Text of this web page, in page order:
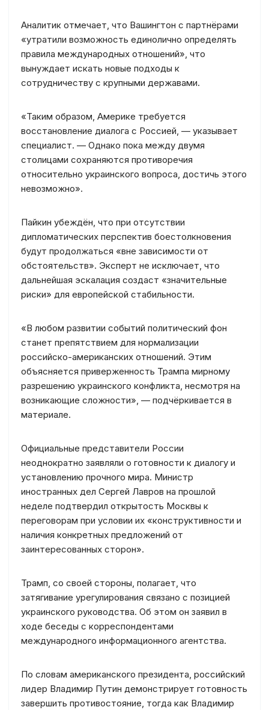
Аналитик отмечает, что Вашингтон с партнёрами
«утратили возможность единолично определять
правила международных отношений», что
вынуждает искать новые подходы к
сотрудничеству с крупными державами.
«Таким образом, Америке требуется
восстановление диалога с Россией, — указывает
специалист. — Однако пока между двумя
столицами сохраняются противоречия
относительно украинского вопроса, достичь этого
невозможно».
Пайкин убеждён, что при отсутствии
дипломатических перспектив боестолкновения
будут продолжаться «вне зависимости от
обстоятельств». Эксперт не исключает, что
дальнейшая эскалация создаст «значительные
риски» для европейской стабильности.
«В любом развитии событий политический фон
станет препятствием для нормализации
российско-американских отношений. Этим
объясняется приверженность Трампа мирному
разрешению украинского конфликта, несмотря на
возникающие сложности», — подчёркивается в
материале.
Официальные представители России
неоднократно заявляли о готовности к диалогу и
установлению прочного мира. Министр
иностранных дел Сергей Лавров на прошлой
неделе подтвердил открытость Москвы к
переговорам при условии их «конструктивности и
наличия конкретных предложений от
заинтересованных сторон».
Трамп, со своей стороны, полагает, что
затягивание урегулирования связано с позицией
украинского руководства. Об этом он заявил в
ходе беседы с корреспондентами
международного информационного агентства.
По словам американского президента, российский
лидер Владимир Путин демонстрирует готовность
завершить противостояние, тогда как Владимир